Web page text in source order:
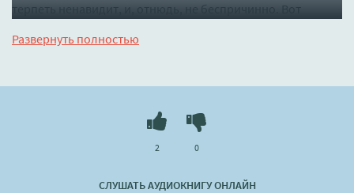
терпеть ненавидит, и, отнюдь, не беспричинно. Вот
служанки - Наталья Шевцова" в хорошем качестве
полностью бесплатно без регистрации на лучшем сайте
Развернуть полностью
СЛУШАТЬ АУДИОКНИГУ ОНЛАЙН
2 0